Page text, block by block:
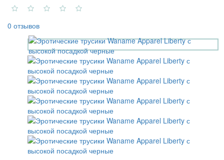
0 отзывов